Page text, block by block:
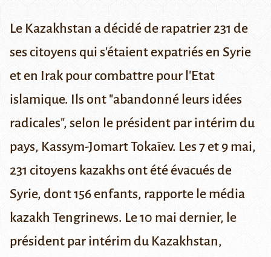
Le Kazakhstan a décidé de rapatrier 231 de
ses citoyens qui s'étaient expatriés en Syrie
et en Irak pour combattre pour l'Etat
islamique. Ils ont "abandonné leurs idées
radicales", selon le président par intérim du
pays, Kassym-Jomart Tokaïev. Les 7 et 9 mai,
231 citoyens kazakhs ont été évacués de
Syrie, dont 156 enfants, rapporte le média
kazakh Tengrinews. Le 10 mai dernier, le
président par intérim du Kazakhstan,